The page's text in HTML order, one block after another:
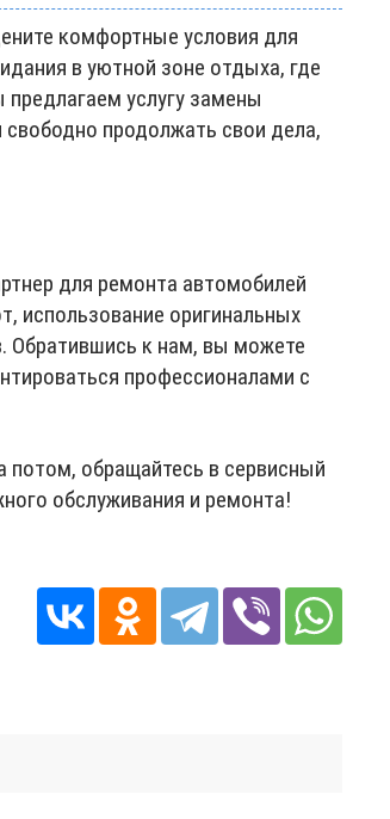
комфортные условия для
в уютной зоне отдыха, где
услугу замены
продолжать свои дела,
для ремонта автомобилей
использование оригинальных
Обратившись к нам, вы можете
профессионалами с
потом, обращайтесь в сервисный
обслуживания и ремонта!